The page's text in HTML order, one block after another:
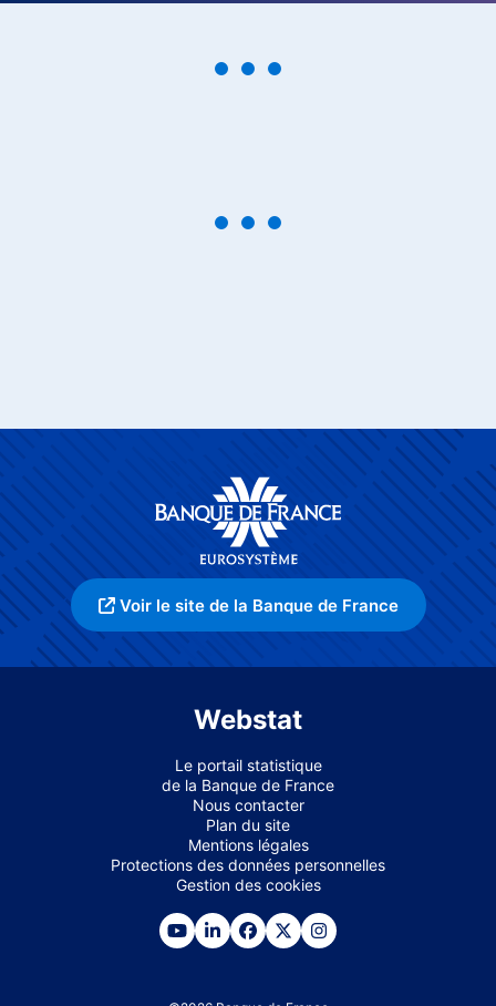
Voir le site de la Banque de France
Webstat
Le portail statistique
de la Banque de France
Nous contacter
Plan du site
Mentions légales
Protections des données personnelles
Gestion des cookies